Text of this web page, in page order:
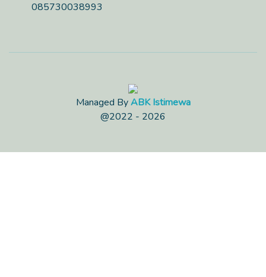
085730038993
Managed ByABK Istimewa
@2022 - 2026